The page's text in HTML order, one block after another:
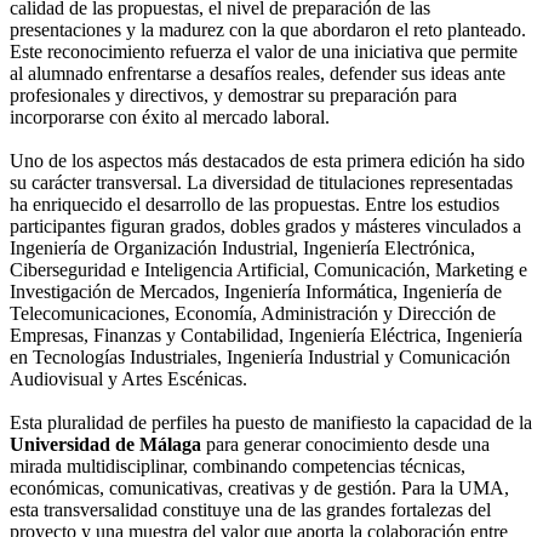
calidad de las propuestas, el nivel de preparación de las
presentaciones y la madurez con la que abordaron el reto planteado.
Este reconocimiento refuerza el valor de una iniciativa que permite
al alumnado enfrentarse a desafíos reales, defender sus ideas ante
profesionales y directivos, y demostrar su preparación para
incorporarse con éxito al mercado laboral.
Uno de los aspectos más destacados de esta primera edición ha sido
su carácter transversal. La diversidad de titulaciones representadas
ha enriquecido el desarrollo de las propuestas. Entre los estudios
participantes figuran grados, dobles grados y másteres vinculados a
Ingeniería de Organización Industrial, Ingeniería Electrónica,
Ciberseguridad e Inteligencia Artificial, Comunicación, Marketing e
Investigación de Mercados, Ingeniería Informática, Ingeniería de
Telecomunicaciones, Economía, Administración y Dirección de
Empresas, Finanzas y Contabilidad, Ingeniería Eléctrica, Ingeniería
en Tecnologías Industriales, Ingeniería Industrial y Comunicación
Audiovisual y Artes Escénicas.
Esta pluralidad de perfiles ha puesto de manifiesto la capacidad de la
Universidad de Málaga para generar conocimiento desde una
mirada multidisciplinar, combinando competencias técnicas,
económicas, comunicativas, creativas y de gestión. Para la UMA,
esta transversalidad constituye una de las grandes fortalezas del
proyecto y una muestra del valor que aporta la colaboración entre